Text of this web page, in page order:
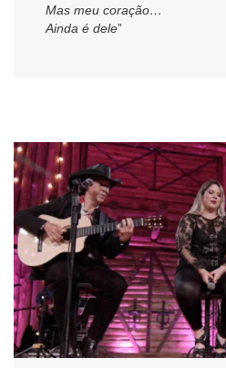
Mas meu coração…
Ainda é dele”